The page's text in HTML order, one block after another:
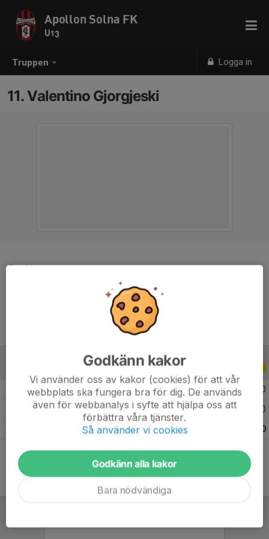
Truppen Logga in
Apollon Solna FK
U13
11. Valentino Gjorgjeski
Position
-
13 år
ALLA ÅR
2026 21 0 0 0
25 0 0
0
Godkänn kakor
Vi använder oss av kakor (cookies) för att vår
webbplats ska fungera bra för dig. De används
även för webbanalys i syfte att hjälpa oss att
förbättra våra tjänster.
Så använder vi cookies
Godkänn alla kakor
Bara nödvändiga